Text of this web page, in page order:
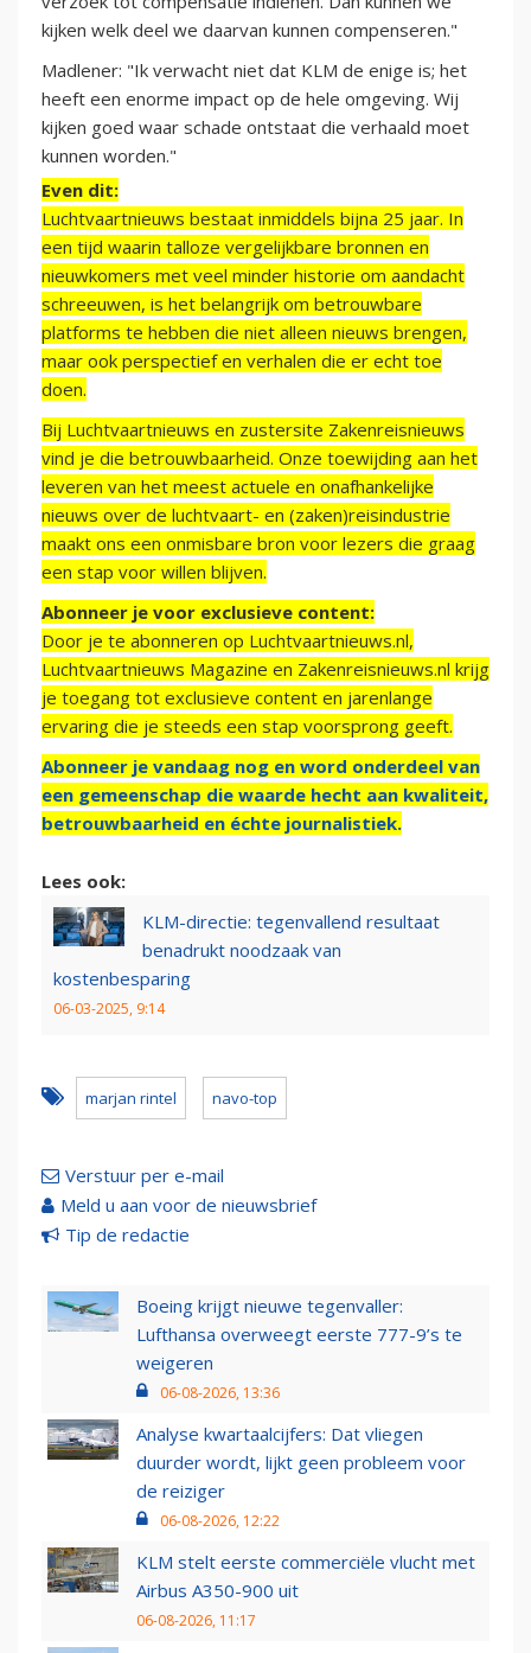
kijken welk deel we daarvan kunnen compenseren."
Madlener: "Ik verwacht niet dat KLM de enige is; het
heeft een enorme impact op de hele omgeving. Wij
kijken goed waar schade ontstaat die verhaald moet
kunnen worden."
Even dit:
Luchtvaartnieuws bestaat inmiddels bijna 25 jaar. In
een tijd waarin talloze vergelijkbare bronnen en
nieuwkomers met veel minder historie om aandacht
schreeuwen, is het belangrijk om betrouwbare
platforms te hebben die niet alleen nieuws brengen,
maar ook perspectief en verhalen die er echt toe
doen.
Bij Luchtvaartnieuws en zustersite Zakenreisnieuws
vind je die betrouwbaarheid. Onze toewijding aan het
leveren van het meest actuele en onafhankelijke
nieuws over de luchtvaart- en (zaken)reisindustrie
maakt ons een onmisbare bron voor lezers die graag
een stap voor willen blijven.
Abonneer je voor exclusieve content:
Door je te abonneren op Luchtvaartnieuws.nl,
Luchtvaartnieuws Magazine en Zakenreisnieuws.nl krijg
je toegang tot exclusieve content en jarenlange
ervaring die je steeds een stap voorsprong geeft.
Abonneer je vandaag nog en word onderdeel van
een gemeenschap die waarde hecht aan kwaliteit,
betrouwbaarheid en échte journalistiek.
Lees ook:
KLM-directie: tegenvallend resultaat
benadrukt noodzaak van
kostenbesparing
06-03-2025, 9:14
marjan rintel navo-top
Verstuur per e-mail
Meld u aan voor de nieuwsbrief
Tip de redactie
Boeing krijgt nieuwe tegenvaller:
Lufthansa overweegt eerste 777-9’s te
weigeren
06-08-2026, 13:36
Analyse kwartaalcijfers: Dat vliegen
duurder wordt, lijkt geen probleem voor
de reiziger
06-08-2026, 12:22
KLM stelt eerste commerciële vlucht met
Airbus A350-900 uit
06-08-2026, 11:17